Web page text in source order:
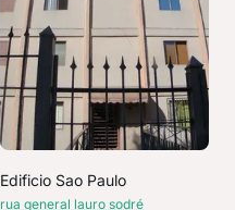
Edificio Sao Paulo
rua general lauro sodré